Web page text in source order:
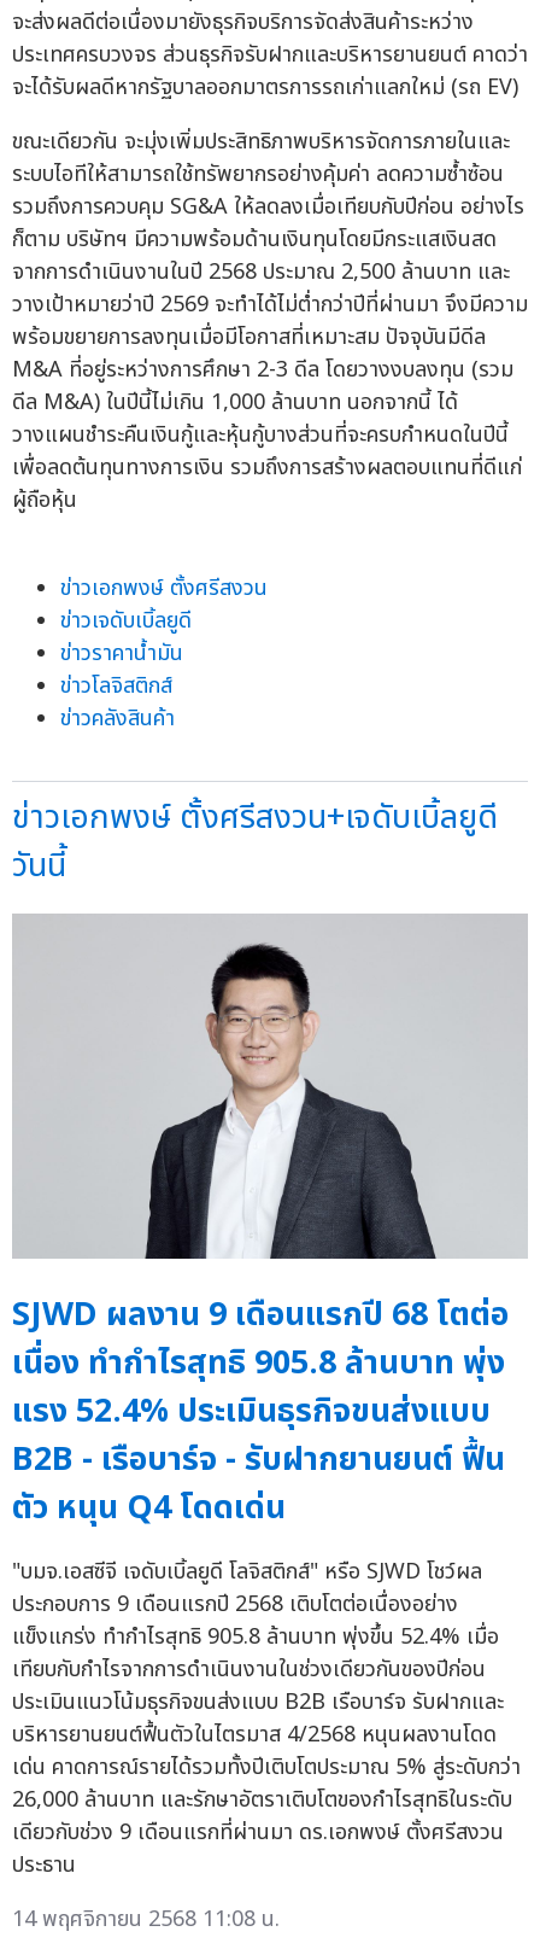
จะส่งผลดีต่อเนื่องมายังธุรกิจบริการจัดส่งสินค้าระหว่าง
ประเทศครบวงจร ส่วนธุรกิจรับฝากและบริหารยานยนต์ คาดว่า
จะได้รับผลดีหากรัฐบาลออกมาตรการรถเก่าแลกใหม่ (รถ EV)
ขณะเดียวกัน จะมุ่งเพิ่มประสิทธิภาพบริหารจัดการภายในและ
ระบบไอทีให้สามารถใช้ทรัพยากรอย่างคุ้มค่า ลดความซ้ำซ้อน
รวมถึงการควบคุม SG&A ให้ลดลงเมื่อเทียบกับปีก่อน อย่างไร
ก็ตาม บริษัทฯ มีความพร้อมด้านเงินทุนโดยมีกระแสเงินสด
จากการดำเนินงานในปี 2568 ประมาณ 2,500 ล้านบาท และ
วางเป้าหมายว่าปี 2569 จะทำได้ไม่ต่ำกว่าปีที่ผ่านมา จึงมีความ
พร้อมขยายการลงทุนเมื่อมีโอกาสที่เหมาะสม ปัจจุบันมีดีล
M&A ที่อยู่ระหว่างการศึกษา 2-3 ดีล โดยวางงบลงทุน (รวม
ดีล M&A) ในปีนี้ไม่เกิน 1,000 ล้านบาท นอกจากนี้ ได้
วางแผนชำระคืนเงินกู้และหุ้นกู้บางส่วนที่จะครบกำหนดในปีนี้
เพื่อลดต้นทุนทางการเงิน รวมถึงการสร้างผลตอบแทนที่ดีแก่
ผู้ถือหุ้น
ข่าวเอกพงษ์ ตั้งศรีสงวน
ข่าวเจดับเบิ้ลยูดี
ข่าวราคาน้ำมัน
ข่าวโลจิสติกส์
ข่าวคลังสินค้า
ข่าวเอกพงษ์ ตั้งศรีสงวน+เจดับเบิ้ลยูดี
วันนี้
SJWD ผลงาน 9 เดือนแรกปี 68 โตต่อ
เนื่อง ทำกำไรสุทธิ 905.8 ล้านบาท พุ่ง
แรง 52.4% ประเมินธุรกิจขนส่งแบบ
B2B - เรือบาร์จ - รับฝากยานยนต์ ฟื้น
ตัว หนุน Q4 โดดเด่น
"บมจ.เอสซีจี เจดับเบิ้ลยูดี โลจิสติกส์" หรือ SJWD โชว์ผล
ประกอบการ 9 เดือนแรกปี 2568 เติบโตต่อเนื่องอย่าง
แข็งแกร่ง ทำกำไรสุทธิ 905.8 ล้านบาท พุ่งขึ้น 52.4% เมื่อ
เทียบกับกำไรจากการดำเนินงานในช่วงเดียวกันของปีก่อน
ประเมินแนวโน้มธุรกิจขนส่งแบบ B2B เรือบาร์จ รับฝากและ
บริหารยานยนต์ฟื้นตัวในไตรมาส 4/2568 หนุนผลงานโดด
เด่น คาดการณ์รายได้รวมทั้งปีเติบโตประมาณ 5% สู่ระดับกว่า
26,000 ล้านบาท และรักษาอัตราเติบโตของกำไรสุทธิในระดับ
เดียวกับช่วง 9 เดือนแรกที่ผ่านมา ดร.เอกพงษ์ ตั้งศรีสงวน
ประธาน
14 พฤศจิกายน 2568 11:08 น.